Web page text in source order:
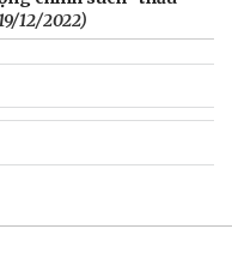
12/2022)